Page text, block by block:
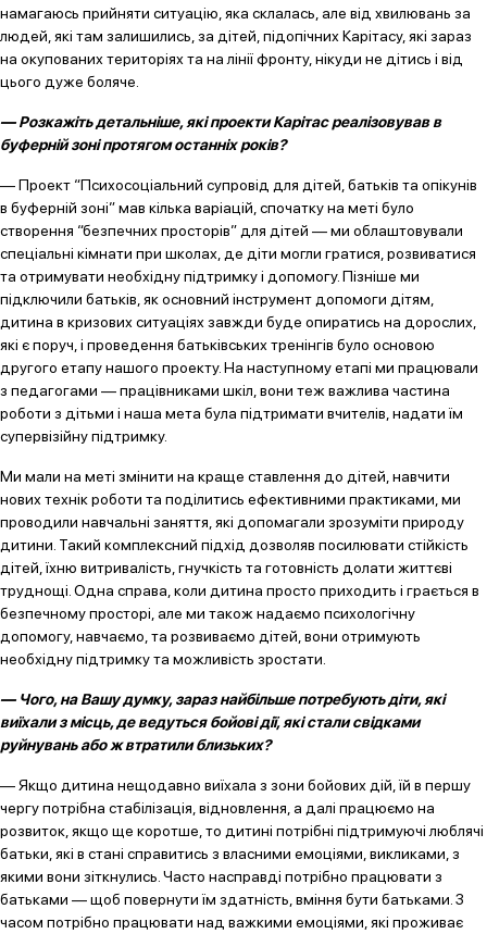
намагаюсь прийняти ситуацію, яка склалась, але від хвилювань за
людей, які там залишились, за дітей, підопічних Карітасу, які зараз
на окупованих територіях та на лінії фронту, нікуди не дітись і від
цього дуже боляче.
— Розкажіть детальніше, які проекти Карітас реалізовував в
буферній зоні протягом останніх років?
— Проект “Психосоціальний супровід для дітей, батьків та опікунів
в буферній зоні” мав кілька варіацій, спочатку на меті було
створення “безпечних просторів” для дітей — ми облаштовували
спеціальні кімнати при школах, де діти могли гратися, розвиватися
та отримувати необхідну підтримку і допомогу. Пізніше ми
підключили батьків, як основний інструмент допомоги дітям,
дитина в кризових ситуаціях завжди буде опиратись на дорослих,
які є поруч, і проведення батьківських тренінгів було основою
другого етапу нашого проекту. На наступному етапі ми працювали
з педагогами — працівниками шкіл, вони теж важлива частина
роботи з дітьми і наша мета була підтримати вчителів, надати їм
супервізійну підтримку.
Ми мали на меті змінити на краще ставлення до дітей, навчити
нових технік роботи та поділитись ефективними практиками, ми
проводили навчальні заняття, які допомагали зрозуміти природу
дитини. Такий комплексний підхід дозволяв посилювати стійкість
дітей, їхню витривалість, гнучкість та готовність долати життєві
труднощі. Одна справа, коли дитина просто приходить і грається в
безпечному просторі, але ми також надаємо психологічну
допомогу, навчаємо, та розвиваємо дітей, вони отримують
необхідну підтримку та можливість зростати.
— Чого, на Вашу думку, зараз найбільше потребують діти, які
виїхали з місць, де ведуться бойові дії, які стали свідками
руйнувань або ж втратили близьких?
— Якщо дитина нещодавно виїхала з зони бойових дій, їй в першу
чергу потрібна стабілізація, відновлення, а далі працюємо на
розвиток, якщо ще коротше, то дитині потрібні підтримуючі люблячі
батьки, які в стані справитись з власними емоціями, викликами, з
якими вони зіткнулись. Часто насправді потрібно працювати з
батьками — щоб повернути їм здатність, вміння бути батьками. З
часом потрібно працювати над важкими емоціями, які проживає